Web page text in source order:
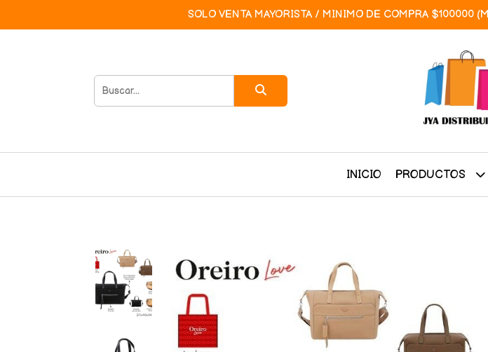
SOLO VENTA MAYORISTA / MINIMO DE COMPRA $100000
INICIO PRODUCTOS